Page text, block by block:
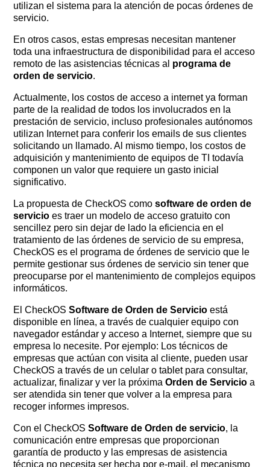
utilizan el sistema para la atención de pocas órdenes de
servicio.
En otros casos, estas empresas necesitan mantener
toda una infraestructura de disponibilidad para el acceso
remoto de las asistencias técnicas al programa de
orden de servicio.
Actualmente, los costos de acceso a internet ya forman
parte de la realidad de todos los involucrados en la
prestación de servicio, incluso profesionales autónomos
utilizan Internet para conferir los emails de sus clientes
solicitando un llamado. Al mismo tiempo, los costos de
adquisición y mantenimiento de equipos de TI todavía
componen un valor que requiere un gasto inicial
significativo.
La propuesta de CheckOS comosoftware de orden de
servicio es traer un modelo de acceso gratuito con
sencillez pero sin dejar de lado la eficiencia en el
tratamiento de las órdenes de servicio de su empresa,
CheckOS es el programa de órdenes de servicio que le
permite gestionar sus órdenes de servicio sin tener que
preocuparse por el mantenimiento de complejos equipos
informáticos.
El CheckOSSoftware de Orden de Servicio está
disponible en línea, a través de cualquier equipo con
navegador estándar y acceso a Internet, siempre que su
empresa lo necesite. Por ejemplo: Los técnicos de
empresas que actúan con visita al cliente, pueden usar
CheckOS a través de un celular o tablet para consultar,
actualizar, finalizar y ver la próximaOrden de Servicio a
ser atendida sin tener que volver a la empresa para
recoger informes impresos.
Con el CheckOSSoftware de Orden de servicio, la
comunicación entre empresas que proporcionan
garantía de producto y las empresas de asistencia
técnica no necesita ser hecha por e-mail, el mecanismo